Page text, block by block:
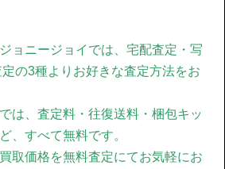
ョニージョイでは、宅配査定・写
の3種よりお好きな査定方法をお
は、 査定料・往復送料・梱包キッ
、すべて無料です。
取価格を無料査定にてお気軽にお